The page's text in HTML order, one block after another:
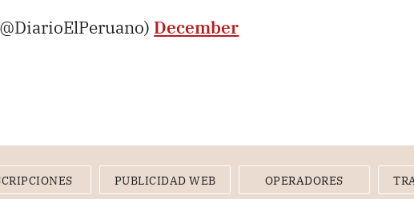
December
PUBLICIDAD WEB OPERADORES